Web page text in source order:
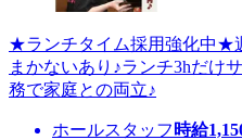
★ランチタイム採用強化中★
まかないあり♪ランチ3hだけ
務で家庭との両立♪
ホールスタッフ 時給